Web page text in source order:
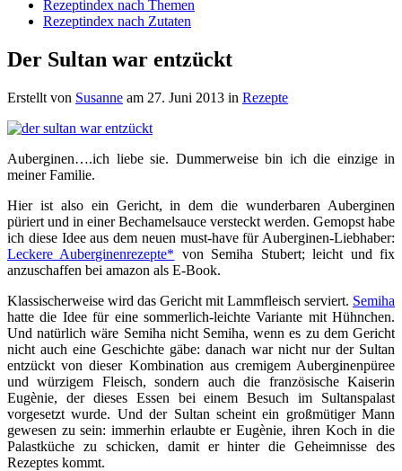
Rezeptindex nach Themen
Rezeptindex nach Zutaten
Der Sultan war entzückt
Erstellt von Susanne am 27. Juni 2013 in Rezepte
Auberginen….ich liebe sie. Dummerweise bin ich die einzige in
meiner Familie.
Hier ist also ein Gericht, in dem die wunderbaren Auberginen
püriert und in einer Bechamelsauce versteckt werden. Gemopst habe
ich diese Idee aus dem neuen must-have für Auberginen-Liebhaber:
Leckere Auberginenrezepte* von Semiha Stubert; leicht und fix
anzuschaffen bei amazon als E-Book.
Klassischerweise wird das Gericht mit Lammfleisch serviert. Semiha
hatte die Idee für eine sommerlich-leichte Variante mit Hühnchen.
Und natürlich wäre Semiha nicht Semiha, wenn es zu dem Gericht
nicht auch eine Geschichte gäbe: danach war nicht nur der Sultan
entzückt von dieser Kombination aus cremigem Auberginenpüree
und würzigem Fleisch, sondern auch die französische Kaiserin
Eugènie, der dieses Essen bei einem Besuch im Sultanspalast
vorgesetzt wurde. Und der Sultan scheint ein großmütiger Mann
gewesen zu sein: immerhin erlaubte er Eugènie, ihren Koch in die
Palastküche zu schicken, damit er hinter die Geheimnisse des
Rezeptes kommt.